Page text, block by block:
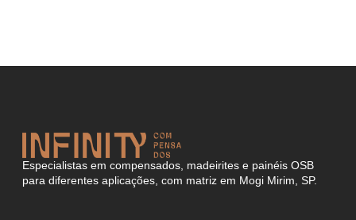
Especialistas em compensados, madeirites e painéis OSB
para diferentes aplicações, com matriz em Mogi Mirim, SP.